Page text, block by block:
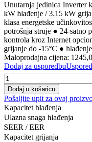
Unutarnja jedinica Inverter
kW hlađenje / 3.15 kW
klasa energetske
potrošnja struje ● 24-satno
kontrola kroz Internet
grijanje do -15°C ●
Maloprodajna cijena:
Dodaj za usporedbu
Pošaljite upit za ovaj
Kapacitet hlađenja
Ulazna snaga hlađenja
SEER / EER
Kapacitet grijanja